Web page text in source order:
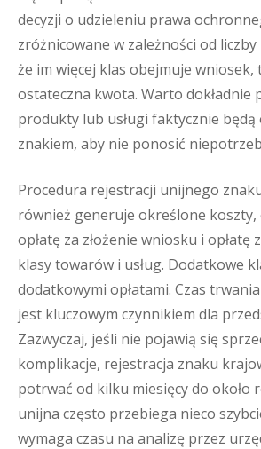
decyzji o udzieleniu prawa
zróżnicowane w zależności od liczby
że im więcej klas obejmuje wniosek,
ostateczna kwota. Warto dokładnie
produkty lub usługi faktycznie
znakiem, aby nie ponosić
Procedura rejestracji unijnego
również generuje określone koszty,
opłatę za złożenie wniosku i opłatę
klasy towarów i usług. Dodatkowe
dodatkowymi opłatami. Czas
jest kluczowym czynnikiem dla
Zazwyczaj, jeśli nie pojawią się
komplikacje, rejestracja znaku
potrwać od kilku miesięcy do około
unijna często przebiega nieco
wymaga czasu na analizę przez